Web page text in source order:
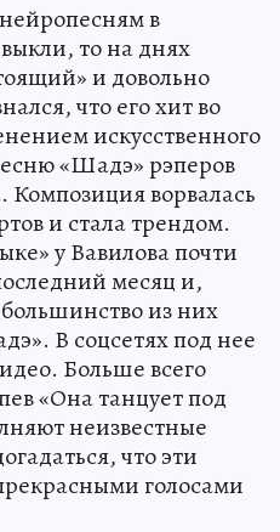
в
то на днях
и довольно
что его хит во
искусственного
«Шадэ» рэперов
ворвалась
и стала трендом.
у Вавилова почти
месяц и,
из них
В соцсетях под нее
Больше всего
«Она танцует под
неизвестные
что эти
голосами